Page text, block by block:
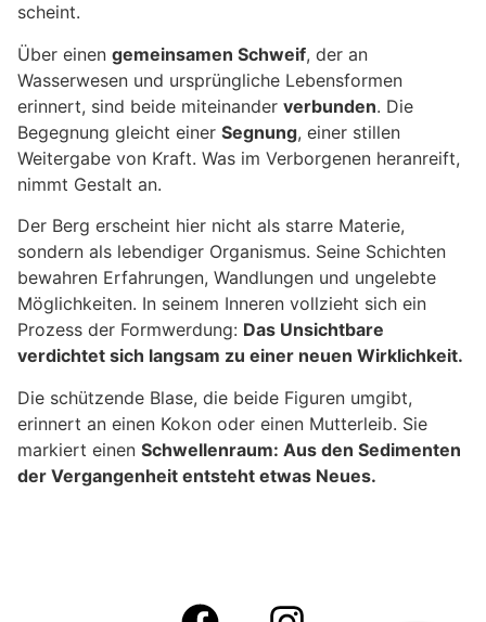
scheint.
Über einen gemeinsamen Schweif, der an
Wasserwesen und ursprüngliche Lebensformen
erinnert, sind beide miteinander verbunden. Die
Begegnung gleicht einer Segnung, einer stillen
Weitergabe von Kraft. Was im Verborgenen heranreift,
nimmt Gestalt an.
Der Berg erscheint hier nicht als starre Materie,
sondern als lebendiger Organismus. Seine Schichten
bewahren Erfahrungen, Wandlungen und ungelebte
Möglichkeiten. In seinem Inneren vollzieht sich ein
Prozess der Formwerdung: Das Unsichtbare
verdichtet sich langsam zu einer neuen Wirklichkeit.
Die schützende Blase, die beide Figuren umgibt,
erinnert an einen Kokon oder einen Mutterleib. Sie
markiert einen Schwellenraum: Aus den Sedimenten
der Vergangenheit entsteht etwas Neues.